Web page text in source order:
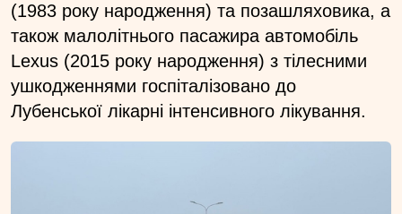
(1983 року народження) та позашляховика, а
також малолітнього пасажира автомобіль
Lexus (2015 року народження) з тілесними
ушкодженнями госпіталізовано до
Лубенської лікарні інтенсивного лікування.